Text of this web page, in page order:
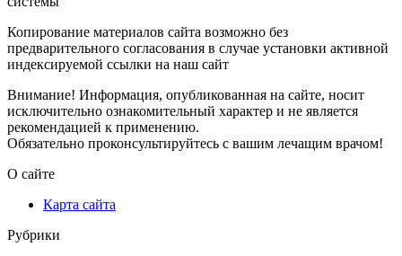
Копирование материалов сайта возможно без
предварительного согласования в случае установки активной
индексируемой ссылки на наш сайт
Внимание! Информация, опубликованная на сайте, носит
исключительно ознакомительный характер и не является
рекомендацией к применению.
Обязательно проконсультируйтесь с вашим лечащим врачом!
О сайте
Карта сайта
Рубрики